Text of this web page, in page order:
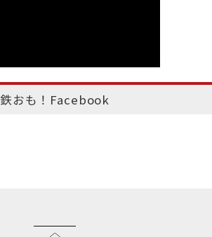
鉄おも！Facebook